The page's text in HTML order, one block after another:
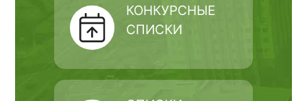
КОНКУРСНЫЕ
СПИСКИ